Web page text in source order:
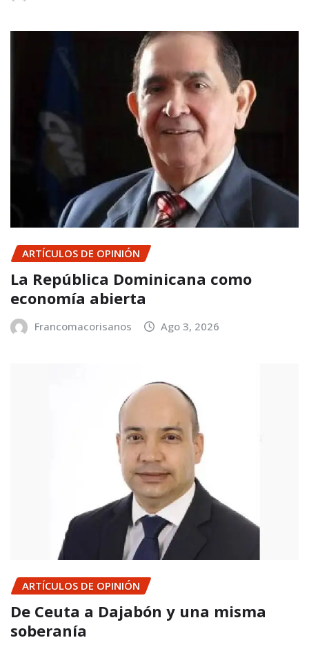
ARTÍCULOS DE OPINIÓN
La República Dominicana como
economía abierta
Francomacorisanos Ago 3, 2026
ARTÍCULOS DE OPINIÓN
De Ceuta a Dajabón y una misma
soberanía